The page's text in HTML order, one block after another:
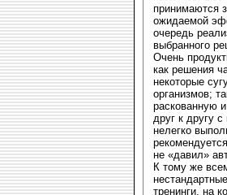
принимаются
ожидаемой
очередь
выбранного
Очень
как решения
некоторые
организмов;
раскованную
друг к другу
нелегко
не «давил»
К тому же
тренинги, на